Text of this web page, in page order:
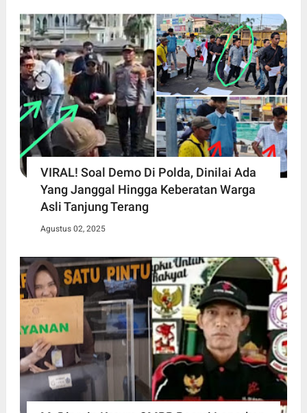
VIRAL! Soal Demo Di Polda, Dinilai Ada
Yang Janggal Hingga Keberatan Warga
Asli Tanjung Terang
Agustus 02, 2025